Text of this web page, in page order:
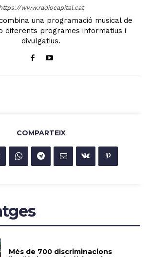
www.radiocapital.cat
una programació musical de
diferents programes informatius i
divulgatius.
COMPARTEIX
Més de 700 discriminacions